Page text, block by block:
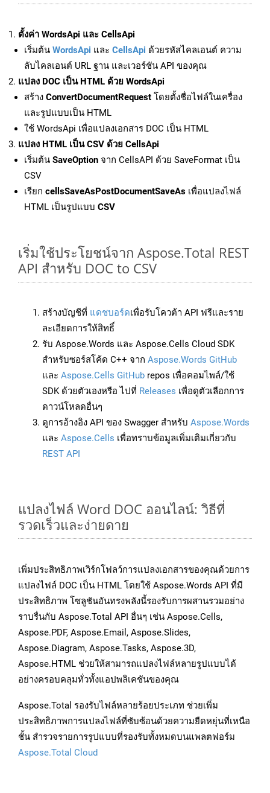
ตั้งค่า WordsApi และ CellsApi
เริ่มต้น WordsApi และ CellsApi ด้วยรหัสไคลเอนต์ ความ
ลับไคลเอนต์ URL ฐาน และเวอร์ชัน API ของคุณ
แปลง DOC เป็น HTML ด้วย WordsApi
สร้าง ConvertDocumentRequest โดยตั้งชื่อไฟล์ในเครื่อง
และรูปแบบเป็น HTML
ใช้ WordsApi เพื่อแปลงเอกสาร DOC เป็น HTML
แปลง HTML เป็น CSV ด้วย CellsApi
เริ่มต้น SaveOption จาก CellsAPI ด้วย SaveFormat เป็น
CSV
เรียก cellsSaveAsPostDocumentSaveAs เพื่อแปลงไฟล์
HTML เป็นรูปแบบ CSV
เริ่มใช้ประโยชน์จาก Aspose.Total REST
API สำหรับ DOC to CSV
สร้างบัญชีที่ แดชบอร์ดเพื่อรับโควต้า API ฟรีและราย
ละเอียดการให้สิทธิ์
รับ Aspose.Words และ Aspose.Cells Cloud SDK
สำหรับซอร์สโค้ด C++ จาก Aspose.Words GitHub
และ Aspose.Cells GitHub repos เพื่อคอมไพล์/ใช้
SDK ด้วยตัวเองหรือ ไปที่ Releases เพื่อดูตัวเลือกการ
ดาวน์โหลดอื่นๆ
ดูการอ้างอิง API ของ Swagger สำหรับ Aspose.Words
และ Aspose.Cells เพื่อทราบข้อมูลเพิ่มเติมเกี่ยวกับ
REST API
แปลงไฟล์ Word DOC ออนไลน์: วิธีที่
รวดเร็วและง่ายดาย
เพิ่มประสิทธิภาพเวิร์กโฟลว์การแปลงเอกสารของคุณด้วยการ
แปลงไฟล์ DOC เป็น HTML โดยใช้ Aspose.Words API ที่มี
ประสิทธิภาพ โซลูชันอันทรงพลังนี้รองรับการผสานรวมอย่าง
ราบรื่นกับ Aspose.Total API อื่นๆ เช่น Aspose.Cells,
Aspose.PDF, Aspose.Email, Aspose.Slides,
Aspose.Diagram, Aspose.Tasks, Aspose.3D,
Aspose.HTML ช่วยให้สามารถแปลงไฟล์หลายรูปแบบได้
อย่างครอบคลุมทั่วทั้งแอปพลิเคชันของคุณ
Aspose.Total รองรับไฟล์หลายร้อยประเภท ช่วยเพิ่ม
ประสิทธิภาพการแปลงไฟล์ที่ซับซ้อนด้วยความยืดหยุ่นที่เหนือ
ชั้น สำรวจรายการรูปแบบที่รองรับทั้งหมดบนแพลตฟอร์ม
Aspose.Total Cloud